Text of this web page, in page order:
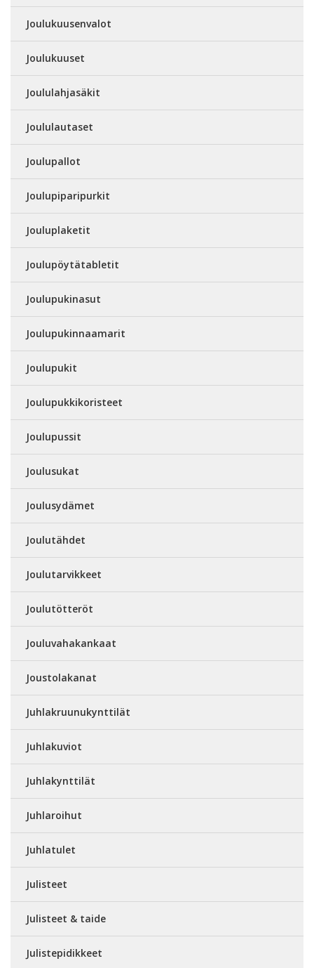
Joulukuusenvalot
Joulukuuset
Joululahjasäkit
Joululautaset
Joulupallot
Joulupiparipurkit
Jouluplaketit
Joulupöytätabletit
Joulupukinasut
Joulupukinnaamarit
Joulupukit
Joulupukkikoristeet
Joulupussit
Joulusukat
Joulusydämet
Joulutähdet
Joulutarvikkeet
Joulutötteröt
Jouluvahakankaat
Joustolakanat
Juhlakruunukynttilät
Juhlakuviot
Juhlakynttilät
Juhlaroihut
Juhlatulet
Julisteet
Julisteet & taide
Julistepidikkeet